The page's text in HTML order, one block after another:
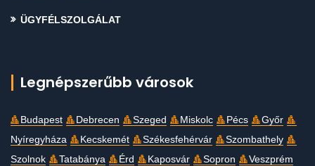
ÜGYFÉLSZOLGÁLAT
Legnépszerűbb városok
Budapest Debrecen Szeged Miskolc Pécs
Győr
Nyíregyháza
Kecskemét Székesfehérvár
Szombathely
Szolnok
Tatabánya Érd Kaposvár Sopron
Veszprém